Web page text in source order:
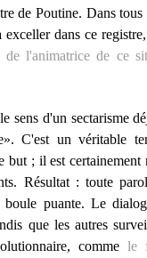
de Poutine. Dans tous
dans ce
l'animatrice de ce
sens d'un sectarisme
C'est un véritable
but ; il est
Résultat : toute
puante. Le
que les autres
comme le